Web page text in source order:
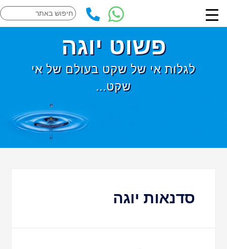
פשוט יוגה
לגלות אי של שקט בעולם של אי
שקט...
סדנאות יוגה